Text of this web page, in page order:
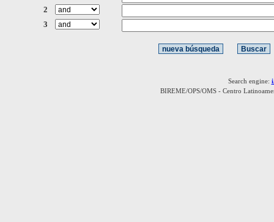
2
3
Search engine:
BIREME/OPS/OMS - Centro